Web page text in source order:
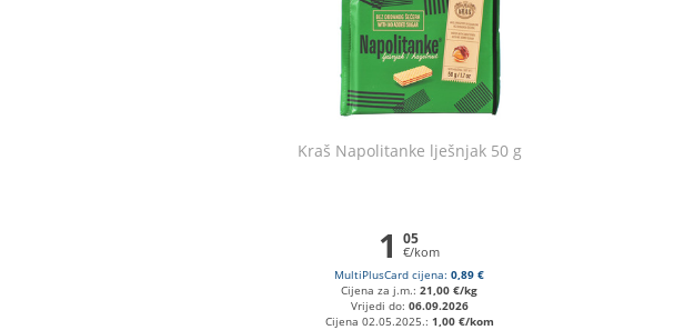
Kraš Napolitanke lješnjak 50 g
1 05
€/kom
MultiPlusCard cijena:0,89 €
Cijena za j.m.:21,00 €/kg
Vrijedi do: 06.09.2026
Cijena 02.05.2025.: 1,00 €/kom